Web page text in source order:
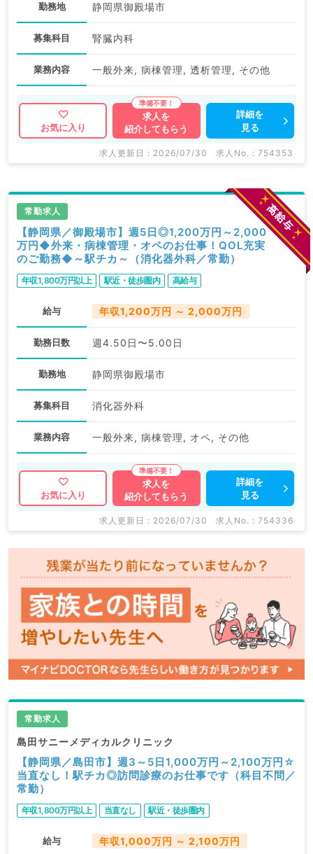
勤務地 静岡県御殿場市
募集科目 腎臓内科
業務内容 一般外来, 病棟管理, 透析管理, その他
お気に入り
求人を
紹介してもらう
詳細を
見る
求人更新日 : 2026/07/30 求人No. : 754353
常勤求人
【静岡県／御殿場市】週5日◎1,200万円～2,000
万円◆外来・病棟管理・オペのお仕事！QOL充実
のご勤務◆～駅チカ～（消化器外科／常勤）
年収1,800万円以上 駅近・徒歩圏内 高給与
給与 年収1,200万円 ～ 2,000万円
勤務日数 週4.50日〜5.00日
勤務地 静岡県御殿場市
募集科目 消化器外科
業務内容 一般外来, 病棟管理, オペ, その他
お気に入り
求人を
紹介してもらう
詳細を
見る
求人更新日 : 2026/07/30 求人No. : 754336
常勤求人
島田サニーメディカルクリニック
【静岡県／島田市】週3～5日1,000万円～2,100万円☆
当直なし！駅チカ◎訪問診療のお仕事です（科目不問／
常勤）
年収1,800万円以上 当直なし 駅近・徒歩圏内
給与 年収1,000万円 ～ 2,100万円